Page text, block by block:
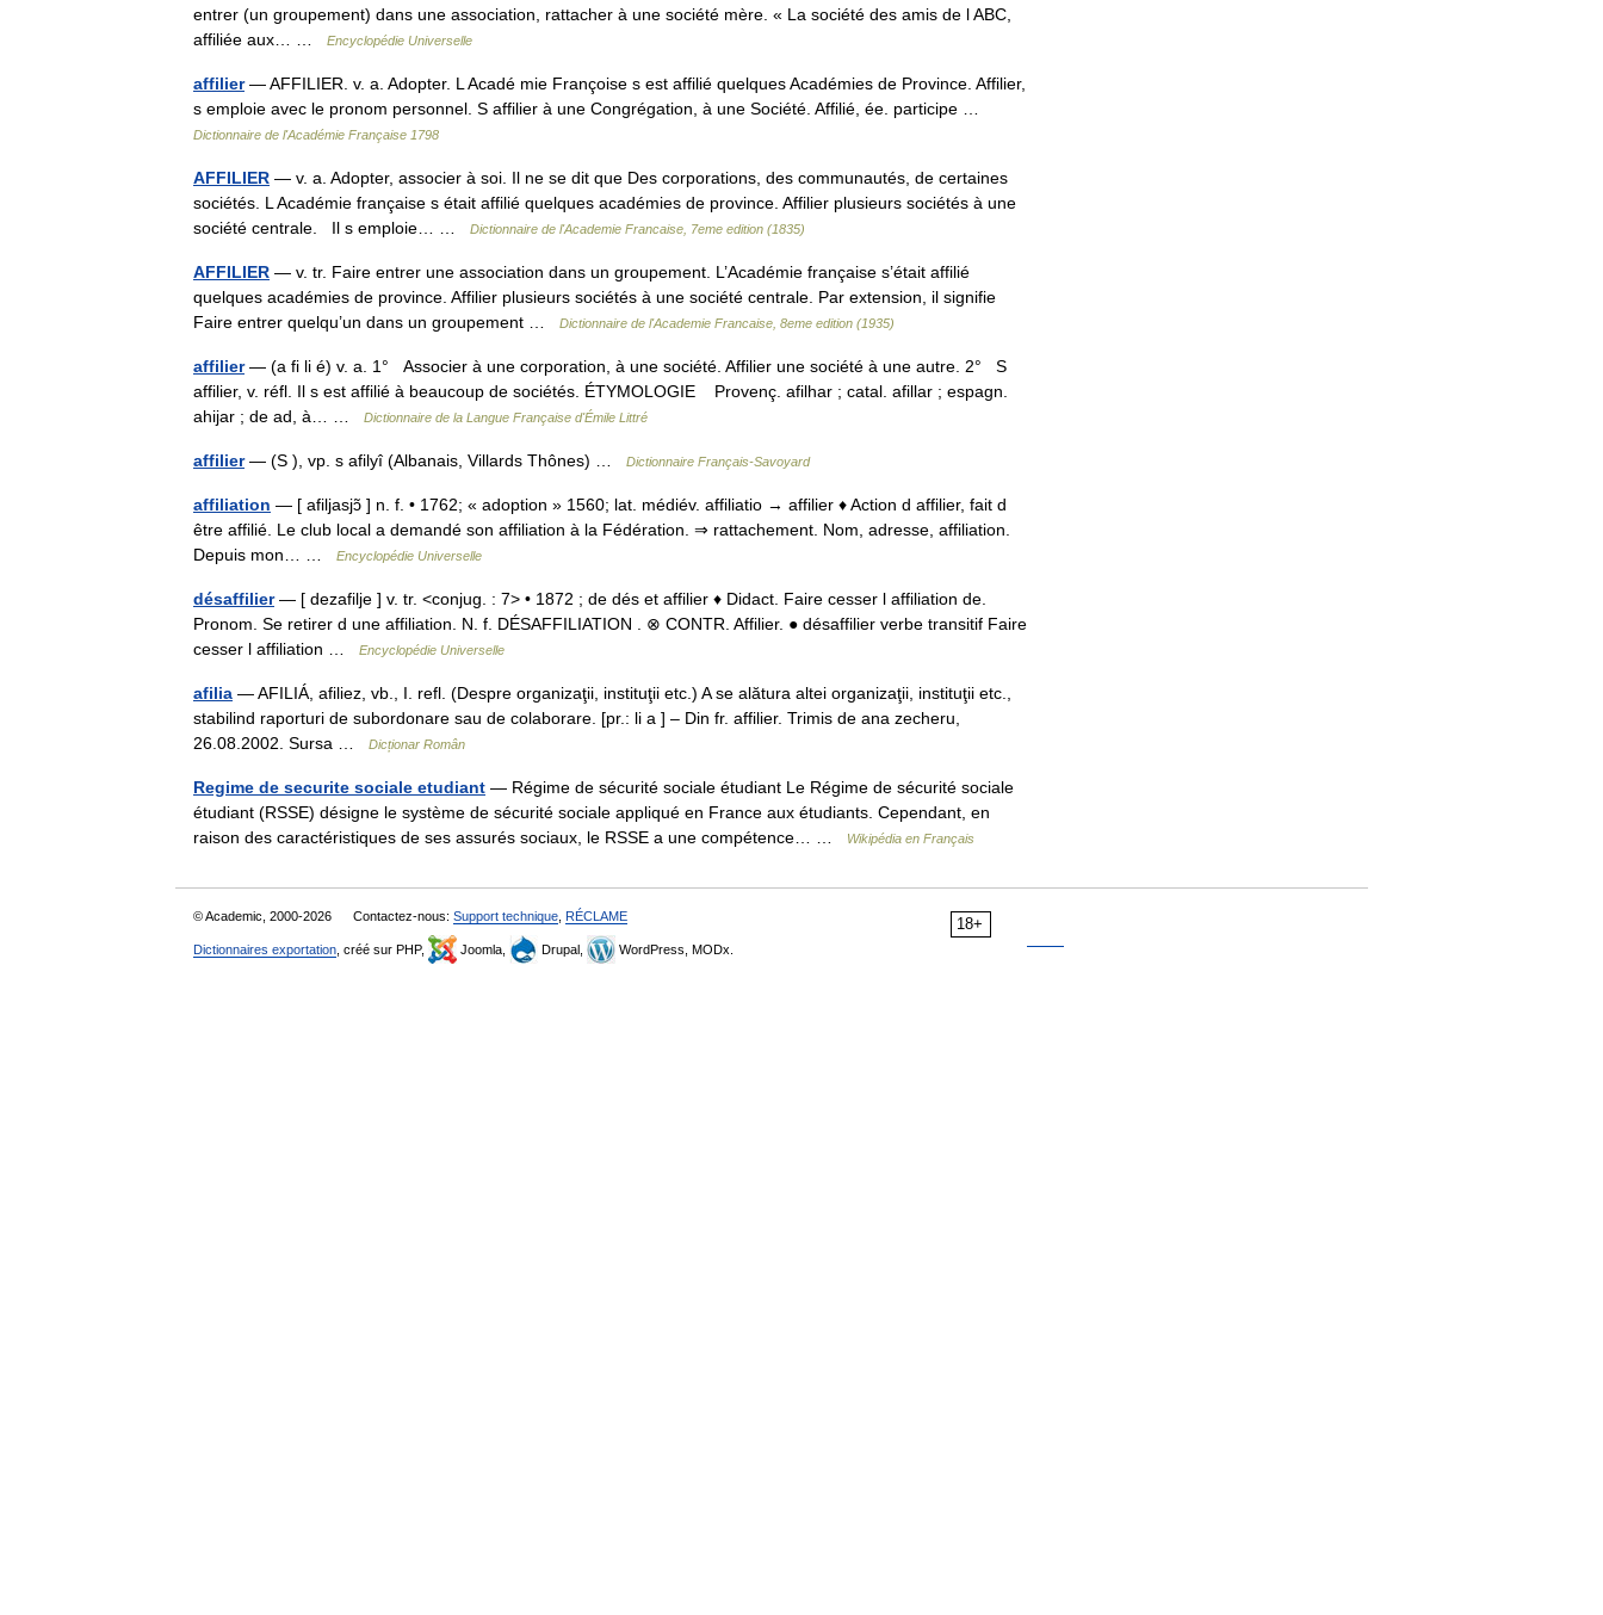
entrer (un groupement) dans une association, rattacher à une société mère. « La société des amis de l ABC,
affiliée aux… …
Encyclopédie Universelle
affilier— AFFILIER. v. a. Adopter. L Acadé mie Françoise s est affilié quelques Académies de Province. Affilier,
s emploie avec le pronom personnel. S affilier à une Congrégation, à une Société. Affilié, ée. participe …
Dictionnaire de l'Académie Française 1798
AFFILIER — v. a. Adopter, associer à soi. Il ne se dit que Des corporations, des communautés, de certaines
sociétés. L Académie française s était affilié quelques académies de province. Affilier plusieurs sociétés à une
société centrale. Il s emploie… …
Dictionnaire de l'Academie Francaise, 7eme edition (1835)
AFFILIER — v. tr. Faire entrer une association dans un groupement. L’Académie française s’était affilié
quelques académies de province. Affilier plusieurs sociétés à une société centrale. Par extension, il signifie
Faire entrer quelqu’un dans un groupement …
Dictionnaire de l'Academie Francaise, 8eme edition (1935)
affilier— (a fi li é) v. a. 1° Associer à une corporation, à une société. Affilier une société à une autre. 2° S
affilier, v. réfl. Il s est affilié à beaucoup de sociétés. ÉTYMOLOGIE Provenç. afilhar ; catal. afillar ; espagn.
ahijar ; de ad, à… …
Dictionnaire de la Langue Française d'Émile Littré
affilier— (S ), vp. s afilyî (Albanais, Villards Thônes) … Dictionnaire Français-Savoyard
affiliation — [ afiljasjɔ̃ ] n. f. • 1762; « adoption » 1560; lat. médiév. affiliatio → affilier ♦ Action d affilier, fait d
être affilié. Le club local a demandé son affiliation à la Fédération. ⇒ rattachement. Nom, adresse, affiliation.
Depuis mon… …
Encyclopédie Universelle
désaffilier— [ dezafilje ] v. tr. <conjug. : 7> • 1872 ; de dés et affilier ♦ Didact. Faire cesser l affiliation de.
Pronom. Se retirer d une affiliation. N. f. DÉSAFFILIATION . ⊗ CONTR. Affilier. ● désaffilier verbe transitif Faire
cesser l affiliation …
Encyclopédie Universelle
afilia — AFILIÁ, afiliez, vb., I. refl. (Despre organizaţii, instituţii etc.) A se alătura altei organizaţii, instituţii etc.,
stabilind raporturi de subordonare sau de colaborare. [pr.: li a ] – Din fr. affilier. Trimis de ana zecheru,
26.08.2002. Sursa …
Dicționar Român
Regime de securite sociale etudiant — Régime de sécurité sociale étudiant Le Régime de sécurité sociale
étudiant (RSSE) désigne le système de sécurité sociale appliqué en France aux étudiants. Cependant, en
raison des caractéristiques de ses assurés sociaux, le RSSE a une compétence… …
Wikipédia en Français
18+
© Academic, 2000-2026 Contactez-nous: Support technique RÉCLAME
Dictionnaires exportation , créé sur PHP, Joomla, Drupal, WordPress, MODx.